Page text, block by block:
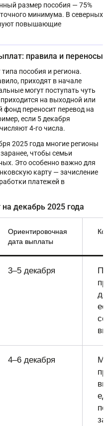
размер пособия — 75%
минимума. В северных
повышающие
правила и переносы
пособия и региона.
приходят в начале
могут поступать чуть
на выходной или
переносит перевод на
если 5 декабря
4-го числа.
2025 года многие регионы
чтобы семьи
Это особенно важно для
карту — зачисление
платежей в
декабрь 2025 года
Ориентировочная
дата выплаты
3–5 декабря
4–6 декабря